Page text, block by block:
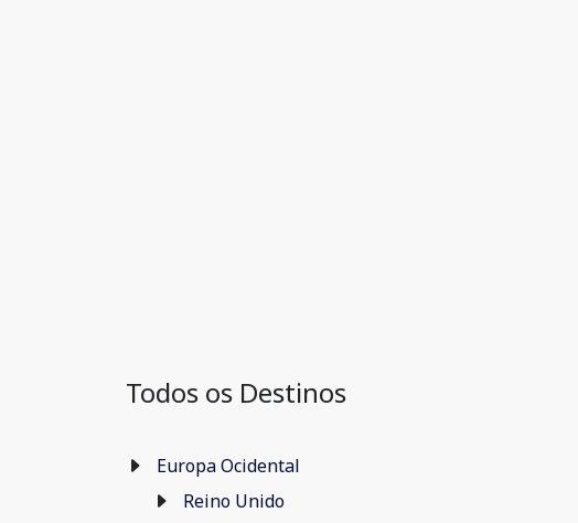
Todos os Destinos
Europa Ocidental
Reino Unido